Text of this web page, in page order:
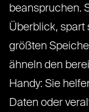
beanspruchen.
Überblick, spart
größten
ähneln den
Handy: Sie
Daten oder